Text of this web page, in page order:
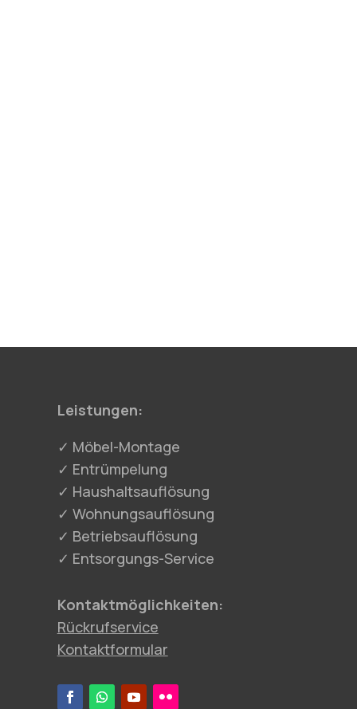
Leistungen:
✓ Möbel-Montage
✓ Entrümpelung
✓ Haushaltsauflösung
✓ Wohnungsauflösung
✓ Betriebsauflösung
✓ Entsorgungs-Service
Kontaktmöglichkeiten:
Rückrufservice
Kontaktformular